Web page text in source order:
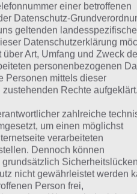
9.5.2024
mal, was vor einem Jahr,
zu Zauberhafte
einer betroffenen
Datenschutz-
geltenden
Datenschutzerklärung
Art, Umfang und Zweck
personenbezogenen
Personen mittels dieser
Rechte aufgeklärt.
zahlreiche
um einen möglichst
verarbeiteten
Dennoch können
Sicherheitslücken
nicht gewährleistet werden
Person frei,